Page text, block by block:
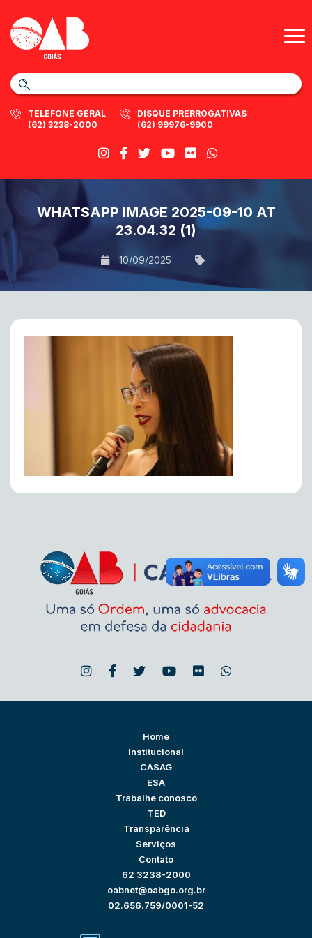
TELEFONE GERAL
(62) 3238-2000
DISQUE PRERROGATIVAS
(62) 99976-9900
WHATSAPP IMAGE 2025-09-10 AT
23.04.32 (1)
10/09/2025
Home
Institucional
CASAG
ESA
Trabalhe conosco
TED
Transparência
Serviços
Contato
62 3238-2000
oabnet@oabgo.org.br
02.656.759/0001-52